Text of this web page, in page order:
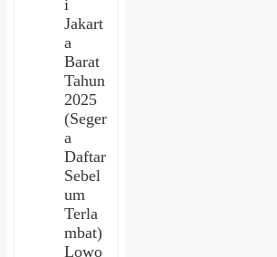
i
Jakart
a
Barat
Tahun
2025
(Seger
a
Daftar
Sebel
um
Terla
mbat)
Lowo